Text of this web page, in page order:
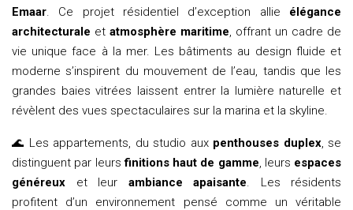
Emaar. Ce projet résidentiel d’exception allie élégance
architecturale et atmosphère maritime, offrant un cadre de
vie unique face à la mer. Les bâtiments au design fluide et
moderne s’inspirent du mouvement de l’eau, tandis que les
grandes baies vitrées laissent entrer la lumière naturelle et
révèlent des vues spectaculaires sur la marina et la skyline.
🌊 Les appartements, du studio aux penthouses duplex, se
distinguent par leursfinitions haut de gamme, leurs espaces
généreux et leur ambiance apaisante. Les résidents
profitent d’un environnement pensé comme un véritable